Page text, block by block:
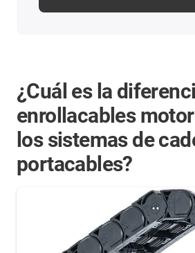
¿Cuál es la
enrollacables
los sistemas de
portacables?